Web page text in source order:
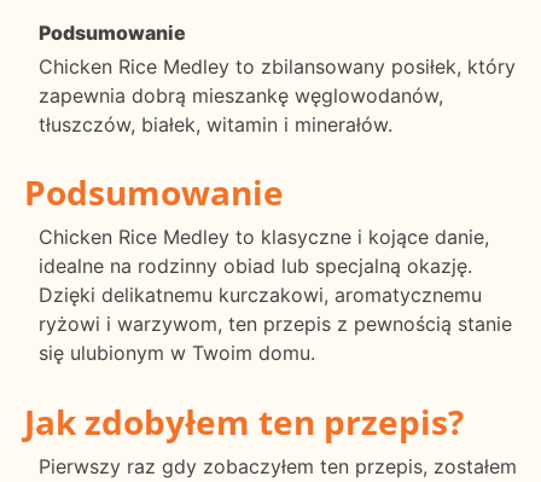
Podsumowanie
Chicken Rice Medley to zbilansowany posiłek, który
zapewnia dobrą mieszankę węglowodanów,
tłuszczów, białek, witamin i minerałów.
Podsumowanie
Chicken Rice Medley to klasyczne i kojące danie,
idealne na rodzinny obiad lub specjalną okazję.
Dzięki delikatnemu kurczakowi, aromatycznemu
ryżowi i warzywom, ten przepis z pewnością stanie
się ulubionym w Twoim domu.
Jak zdobyłem ten przepis?
Pierwszy raz gdy zobaczyłem ten przepis, zostałem